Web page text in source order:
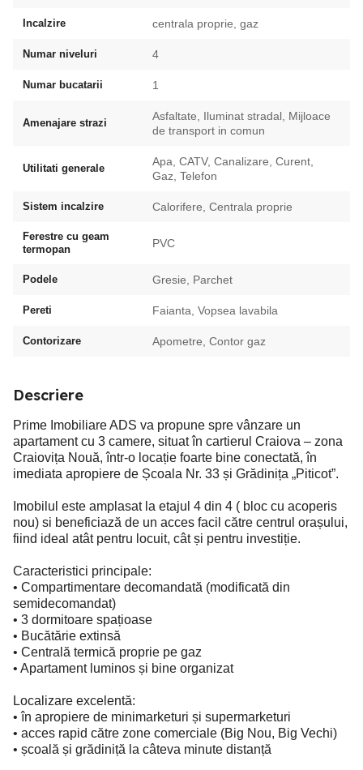
Incalzire centrala proprie, gaz
Numar niveluri 4
Numar bucatarii 1
Amenajare strazi
Asfaltate, Iluminat stradal, Mijloace
de transport in comun
Utilitati generale
Apa, CATV, Canalizare, Curent,
Gaz, Telefon
Sistem incalzire Calorifere, Centrala proprie
Ferestre cu geam
termopan
PVC
Podele Gresie, Parchet
Pereti Faianta, Vopsea lavabila
Contorizare Apometre, Contor gaz
Descriere
Prime Imobiliare ADS va propune spre vânzare un
apartament cu 3 camere, situat în cartierul Craiova – zona
Craiovița Nouă, într-o locație foarte bine conectată, în
imediata apropiere de Școala Nr. 33 și Grădinița „Piticot”.
Imobilul este amplasat la etajul 4 din 4 ( bloc cu acoperis
nou) si beneficiază de un acces facil către centrul orașului,
fiind ideal atât pentru locuit, cât și pentru investiție.
Caracteristici principale:
• Compartimentare decomandată (modificată din
semidecomandat)
• 3 dormitoare spațioase
• Bucătărie extinsă
• Centrală termică proprie pe gaz
• Apartament luminos și bine organizat
Localizare excelentă:
• în apropiere de minimarketuri și supermarketuri
• acces rapid către zone comerciale (Big Nou, Big Vechi)
• școală și grădiniță la câteva minute distanță